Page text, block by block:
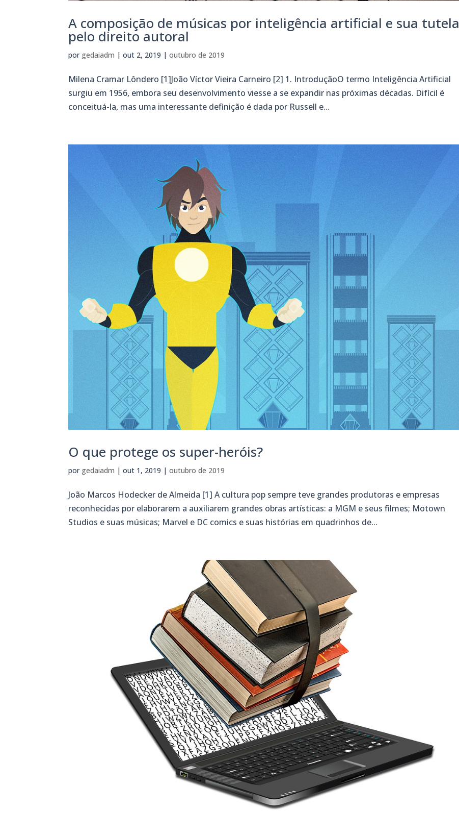
A composição de músicas por inteligência artificial e sua tutela
pelo direito autoral
por gedaiadm |out 2, 2019 |outubro de 2019
Milena Cramar Lôndero [1]João Víctor Vieira Carneiro [2] 1. IntroduçãoO termo Inteligência Artificial
surgiu em 1956, embora seu desenvolvimento viesse a se expandir nas próximas décadas. Difícil é
conceituá-la, mas uma interessante definição é dada por Russell e...
O que protege os super-heróis?
por gedaiadm |out 1, 2019 |outubro de 2019
João Marcos Hodecker de Almeida [1] A cultura pop sempre teve grandes produtoras e empresas
reconhecidas por elaborarem a auxiliarem grandes obras artísticas: a MGM e seus filmes; Motown
Studios e suas músicas; Marvel e DC comics e suas histórias em quadrinhos de...